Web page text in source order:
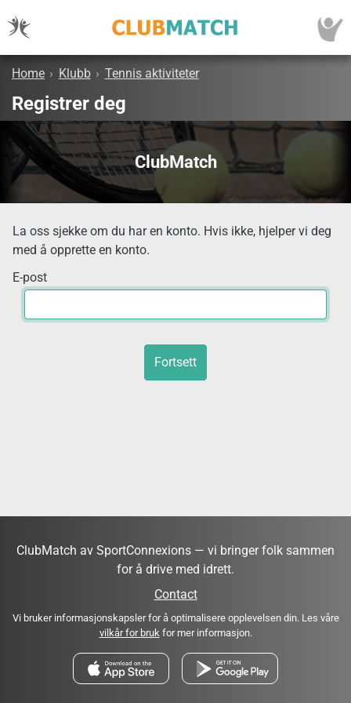
Home › Klubb › Tennis aktiviteter
Registrer deg
ClubMatch
La oss sjekke om du har en konto. Hvis ikke, hjelper vi deg
med å opprette en konto.
E-post
Fortsett
ClubMatch av SportConnexions — vi bringer folk sammen
for å drive med idrett.
Contact
Vi bruker informasjonskapsler for å optimalisere opplevelsen din. Les våre
vilkår for brukfor mer informasjon.